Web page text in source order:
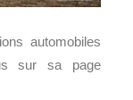
automobiles
sur sa page